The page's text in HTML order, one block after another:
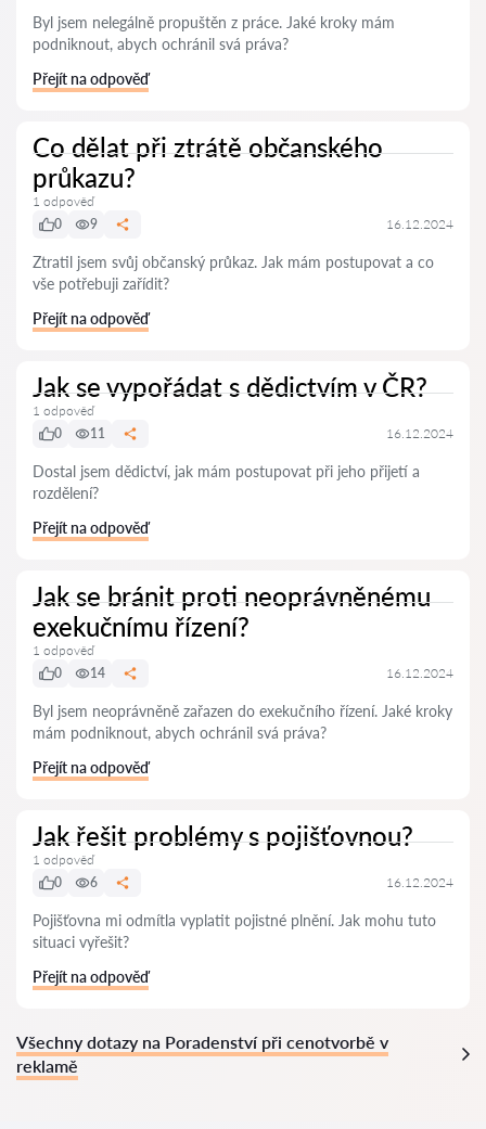
Byl jsem nelegálně propuštěn z práce. Jaké kroky mám
podniknout, abych ochránil svá práva?
Přejít na odpověď
Co dělat při ztrátě občanského
průkazu?
1 odpověď
0
9 16.12.2024
Ztratil jsem svůj občanský průkaz. Jak mám postupovat a co
vše potřebuji zařídit?
Přejít na odpověď
Jak se vypořádat s dědictvím v ČR?
1 odpověď
0
11 16.12.2024
Dostal jsem dědictví, jak mám postupovat při jeho přijetí a
rozdělení?
Přejít na odpověď
Jak se bránit proti neoprávněnému
exekučnímu řízení?
1 odpověď
0
14 16.12.2024
Byl jsem neoprávněně zařazen do exekučního řízení. Jaké kroky
mám podniknout, abych ochránil svá práva?
Přejít na odpověď
Jak řešit problémy s pojišťovnou?
1 odpověď
0
6 16.12.2024
Pojišťovna mi odmítla vyplatit pojistné plnění. Jak mohu tuto
situaci vyřešit?
Přejít na odpověď
Všechny dotazy na Poradenství při cenotvorbě v
reklamě